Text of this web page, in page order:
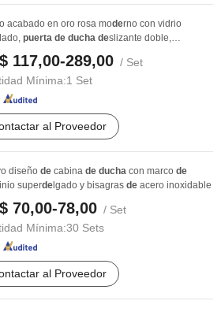
acabado en oro rosa moderno con vidrio
puerta de ducha deslizante doble,
...
117,00-289,00 / Set
Mínima:1 Set
al Proveedor
diseño de cabina de ducha con marco de
superde lgado y bisagras de acero inoxidable
70,00-78,00 / Set
Mínima:30 Sets
al Proveedor